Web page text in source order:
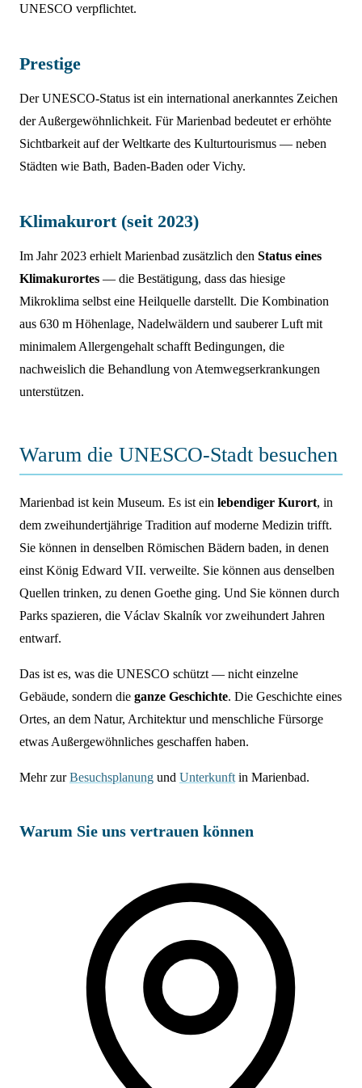
UNESCO verpflichtet.
Prestige
Der UNESCO-Status ist ein international anerkanntes Zeichen
der Außergewöhnlichkeit. Für Marienbad bedeutet er erhöhte
Sichtbarkeit auf der Weltkarte des Kulturtourismus — neben
Städten wie Bath, Baden-Baden oder Vichy.
Klimakurort (seit 2023)
Im Jahr 2023 erhielt Marienbad zusätzlich den Status eines
Klimakurortes — die Bestätigung, dass das hiesige
Mikroklima selbst eine Heilquelle darstellt. Die Kombination
aus 630 m Höhenlage, Nadelwäldern und sauberer Luft mit
minimalem Allergengehalt schafft Bedingungen, die
nachweislich die Behandlung von Atemwegserkrankungen
unterstützen.
Warum die UNESCO-Stadt besuchen
Marienbad ist kein Museum. Es ist ein lebendiger Kurort, in
dem zweihundertjährige Tradition auf moderne Medizin trifft.
Sie können in denselben Römischen Bädern baden, in denen
einst König Edward VII. verweilte. Sie können aus denselben
Quellen trinken, zu denen Goethe ging. Und Sie können durch
Parks spazieren, die Václav Skalník vor zweihundert Jahren
entwarf.
Das ist es, was die UNESCO schützt — nicht einzelne
Gebäude, sondern die ganze Geschichte. Die Geschichte eines
Ortes, an dem Natur, Architektur und menschliche Fürsorge
etwas Außergewöhnliches geschaffen haben.
Mehr zurBesuchsplanung und Unterkunft in Marienbad.
Warum Sie uns vertrauen können